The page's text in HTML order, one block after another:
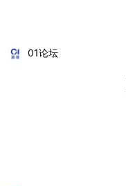
01论坛